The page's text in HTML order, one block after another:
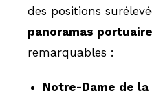
des positions
panoramas
remarquables :
Notre-Dame de